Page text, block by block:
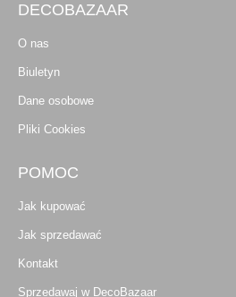
DECOBAZAAR
O nas
Biuletyn
Dane osobowe
Pliki Cookies
POMOC
Jak kupować
Jak sprzedawać
Kontakt
Sprzedawaj w DecoBazaar